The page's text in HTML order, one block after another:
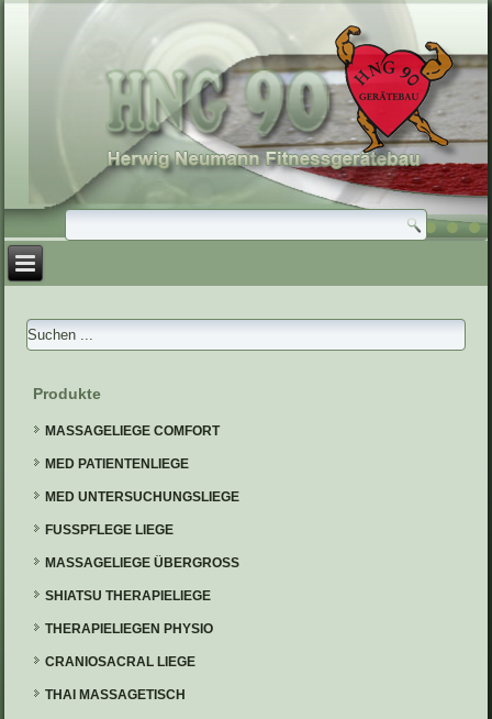
Produkte
MASSAGELIEGE COMFORT
MED PATIENTENLIEGE
MED UNTERSUCHUNGSLIEGE
FUSSPFLEGE LIEGE
MASSAGELIEGE ÜBERGROSS
SHIATSU THERAPIELIEGE
THERAPIELIEGEN PHYSIO
CRANIOSACRAL LIEGE
THAI MASSAGETISCH